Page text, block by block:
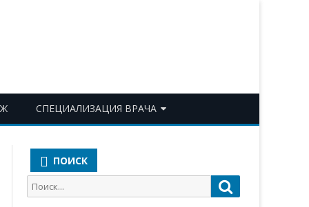
СПЕЦИАЛИЗАЦИЯ ВРАЧА
АЛЛЕРГОЛОГ-ИММУНОЛОГ
АНЕСТЕЗИОЛОГ-
ПОИСК
Поиск
для: